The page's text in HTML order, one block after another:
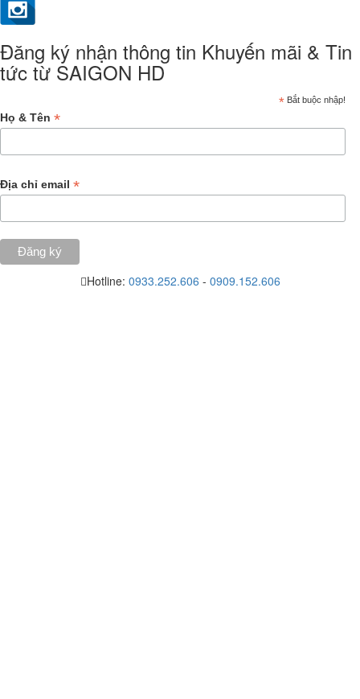
Đăng ký nhận thông tin Khuyến mãi & Tin
tức từ SAIGON HD
* Bắt buộc nhập!
Họ & Tên *
Địa chỉ email *
Hotline: 0933.252.606 - 0909.152.606